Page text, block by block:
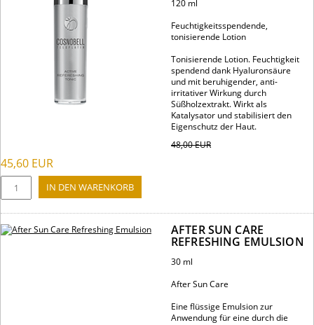
120 ml
Feuchtigkeitsspendende,
tonisierende Lotion
Tonisierende Lotion. Feuchtigkeit
spendend dank Hyaluronsäure
und mit beruhigender, anti-
irritativer Wirkung durch
Süßholzextrakt. Wirkt als
Katalysator und stabilisiert den
Eigenschutz der Haut.
48,00EUR
45,60 EUR
AFTER SUN CARE
REFRESHING EMULSION
30 ml
After Sun Care
Eine flüssige Emulsion zur
Anwendung für eine durch die